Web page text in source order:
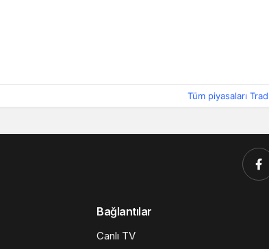
Tüm piyasaları
Bağlantılar
Canlı TV